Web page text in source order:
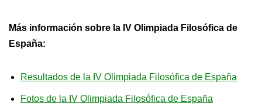
Más información sobre la IV Olimpiada Filosófica de
España:
Resultados de la IV Olimpiada Filosófica de España
Fotos de la IV Olimpiada Filosófica de España